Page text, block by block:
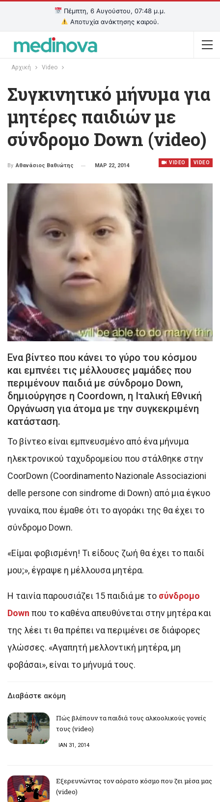
Πέμπτη, 6 Αυγούστου, 07:48 μ.μ.
Αποτυχία ανάκτησης καιρού.
Αρχική Video
Συγκινητικό μήνυμα για
μητέρες παιδιών με
σύνδρομο Down (video)
VIDEO VIDEO
By Αθανάσιος Βαθιώτης ΜΑΡ 22, 2014
Eνα βίντεο που κάνει το γύρο του κόσμου
και εμπνέει τις μέλλουσες μαμάδες που
περιμένουν παιδιά με σύνδρομο Down,
δημιούργησε η Coordown, η Ιταλική Εθνική
Οργάνωση για άτομα με την συγκεκριμένη
κατάσταση.
Το βίντεο είναι εμπνευσμένο από ένα μήνυμα
ηλεκτρονικού ταχυδρομείου που στάλθηκε στην
CoorDown (Coordinamento Nazionale Associazioni
delle persone con sindrome di Down) από μια έγκυο
γυναίκα, που έμαθε ότι το αγοράκι της θα έχει το
σύνδρομο Down.
«Είμαι φοβισμένη! Τι είδους ζωή θα έχει το παιδί
μου;», έγραψε η μέλλουσα μητέρα.
Η ταινία παρουσιάζει 15 παιδιά με το σύνδρομο
Down που το καθένα απευθύνεται στην μητέρα και
της λέει τι θα πρέπει να περιμένει σε διάφορες
γλώσσες. «Αγαπητή μελλοντική μητέρα, μη
φοβάσαι», είναι το μήνυμά τους.
Διαβάστε ακόμη
Πώς βλέπουν τα παιδιά τους αλκοολικούς γονείς
τους (video)
ΙΑΝ 31, 2014
Εξερευνώντας τον αόρατο κόσμο που ζει μέσα μας
(video)